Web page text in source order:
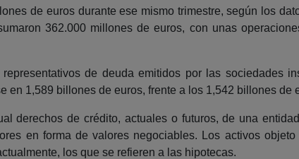
de euros durante ese mismo trimestre, según los
362.000 millones de euros, con unas
de deuda emitidos por las sociedades
1,589 billones de euros, frente a los 1,542 billones de
derechos de crédito, actuales o futuros, de una
en forma de valores negociables. Los activos
los que se refieren a las hipotecas.